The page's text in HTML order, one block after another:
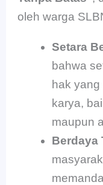
oleh warga
Setara
bahwa
hak yang
karya,
maupun
Berdaya